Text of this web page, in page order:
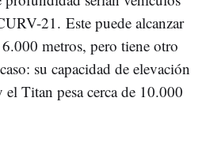
21. Este puede alcanzar
metros, pero tiene otro
su capacidad de elevación
Titan pesa cerca de 10.000